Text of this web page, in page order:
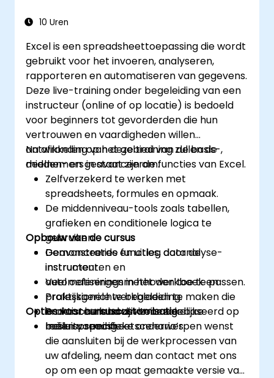
PowerPoint voor een efficiënte en
presentaties.
10 Uren
Excel is een spreadsheettoepassing die wordt
gebruikt voor het invoeren, analyseren,
rapporteren en automatiseren van gegevens.
Deze live-training onder begeleiding van een
instructeur (online of op locatie) is bedoeld
voor beginners tot gevorderden die hun
vertrouwen en vaardigheden willen
ontwikkelen op het gebied van de basis-,
midden- en geavanceerde functies van Excel.
Na afronding van deze training zullen de
deelnemers in staat zijn om:
Zelfverzekerd te werken met
spreadsheets, formules en opmaak.
De middenniveau-tools zoals tabellen,
grafieken en conditionele logica te
gebruiken.
Geavanceerde functies, datanalyse-
instrumenten en
automatiseringsmethoden toe te passen.
Professionele werkbladen te maken die
ondersteunend zijn voor zakelijke
besluitvorming.
Opbouw van de cursus
Demonstraties en uitleg door de
instructeur.
Veel oefeningen in het werkboek en
praktijkgerichte begeleiding.
Praktische labactiviteiten gebaseerd op
reële spreadsheetscenario’s.
Opties voor cursuscustomisatie
Indien u specifieke onderwerpen wenst
die aansluiten bij de werkprocessen van
uw afdeling, neem dan contact met ons
op om een op maat gemaakte versie van